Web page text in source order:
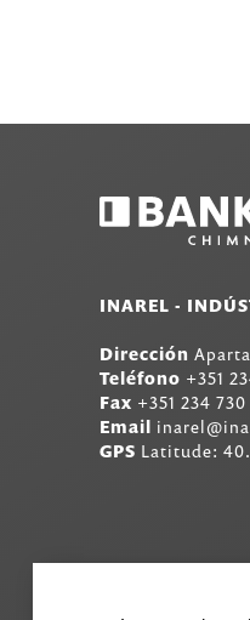
INAREL -
Dirección
Teléfono +351
Fax +351 234 730
Email
GPS Latitude: